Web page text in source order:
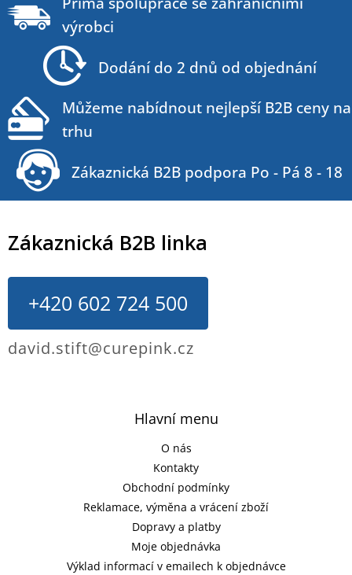
p
Hlavní menu
O nás
Kontakty
Obchodní podmínky
Reklamace, výměna a vrácení zboží
Dopravy a platby
Moje objednávka
Výklad informací v emailech k objednávce
Zákaznická B2B linka
+420 602 724 500
david.stift@curepink.cz
výrobci
Dodání do 2 dnů od objednání
Můžeme nabídnout nejlepší B2B ceny na
trhu
Zákaznická B2B podpora Po - Pá 8 - 18